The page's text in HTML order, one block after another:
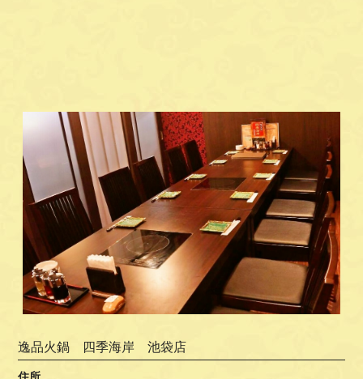
逸品火鍋 四季海岸 池袋店